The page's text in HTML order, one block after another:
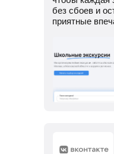
без сбоев и
приятные